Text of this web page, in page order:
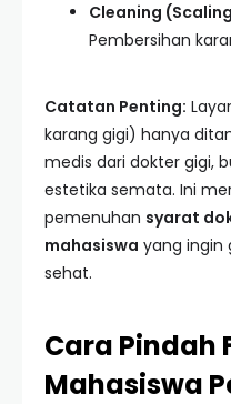
Cleaning
Pembersihan
Catatan Penting:
karang gigi) hanya
medis dari dokter gigi,
estetika semata. Ini
pemenuhan syarat
mahasiswa yang ingin
sehat.
Cara Pindah
Mahasiswa